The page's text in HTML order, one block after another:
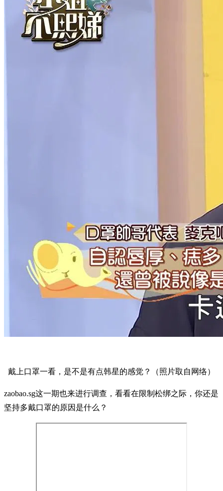
戴上口罩一看，是不是有点韩星的感觉？（照片取自网络）
zaobao.sg这一期也来进行调查，看看在限制松绑之际，你还是
坚持多戴口罩的原因是什么？